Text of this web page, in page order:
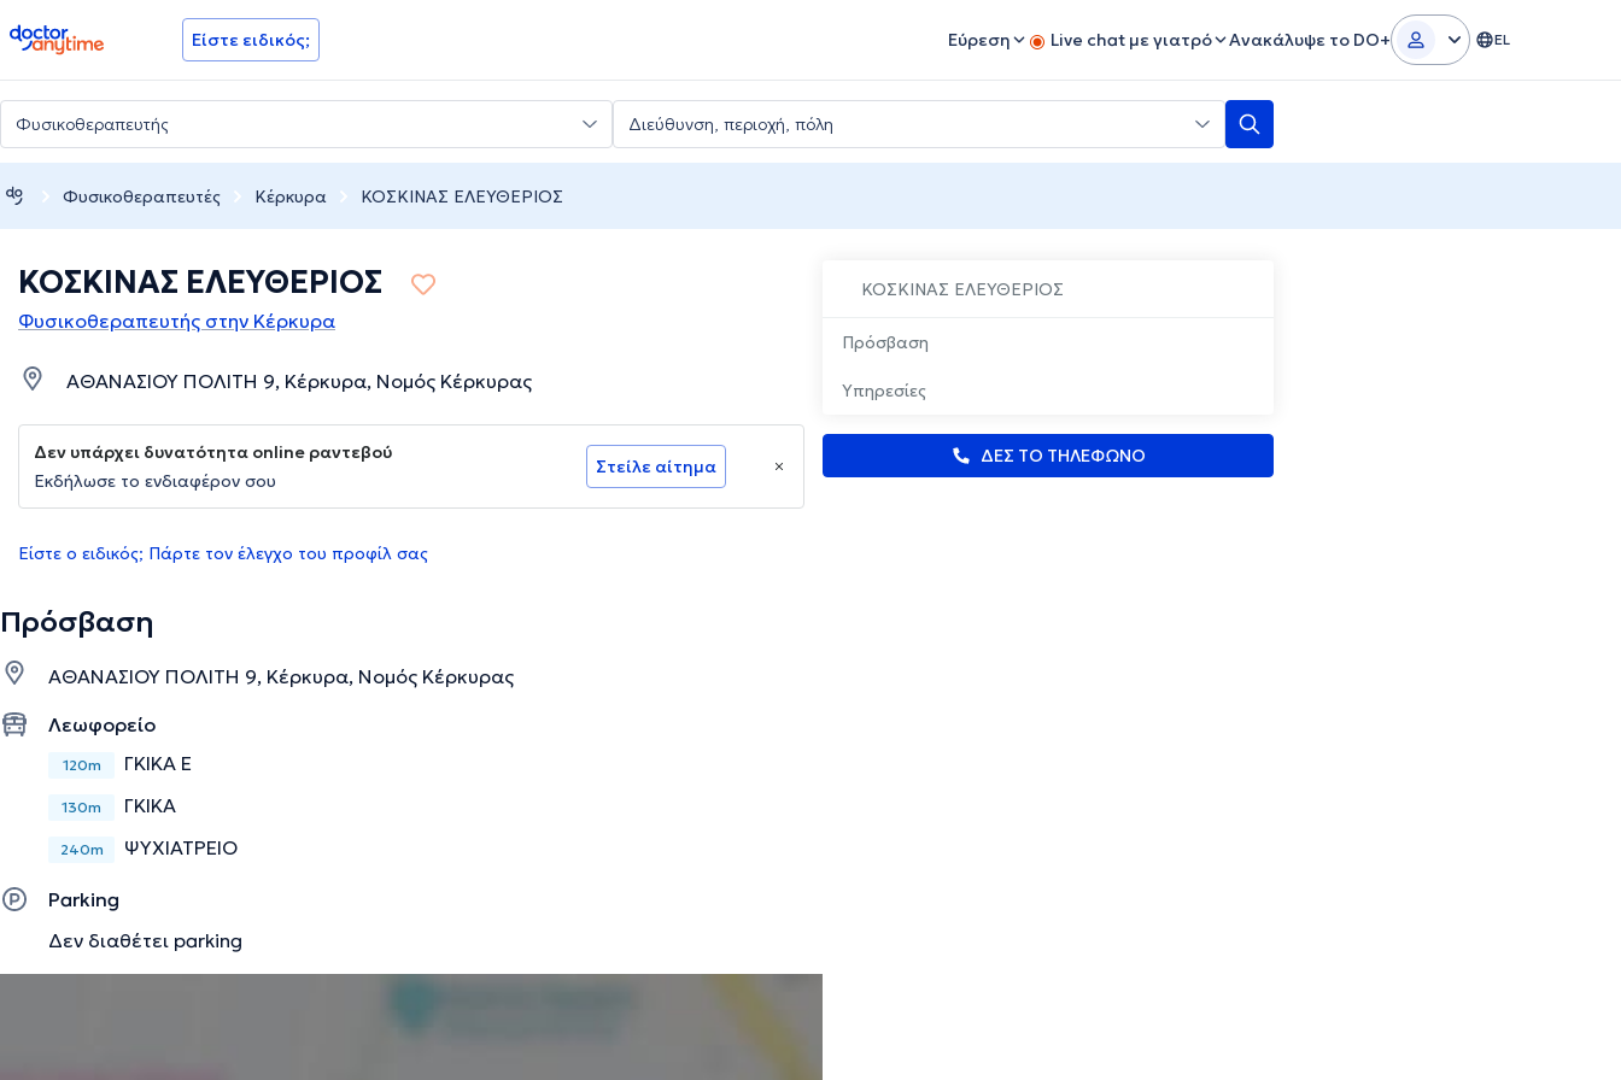
doctoranytime Είστε ειδικός; Εύρεση Live chat με γιατρό Ανακάλυψε το DO+ EL
Φυσικοθεραπευτές Κέρκυρα ΚΟΣΚΙΝΑΣ ΕΛΕΥΘΕΡΙΟΣ
ΚΟΣΚΙΝΑΣ ΕΛΕΥΘΕΡΙΟΣ
Πρόσβαση
Υπηρεσίες
ΔΕΣ ΤΟ ΤΗΛΕΦΩΝΟ
ΚΟΣΚΙΝΑΣ ΕΛΕΥΘΕΡΙΟΣ
Φυσικοθεραπευτής στην Κέρκυρα
ΑΘΑΝΑΣΙΟΥ ΠΟΛΙΤΗ 9, Κέρκυρα, Νομός Κέρκυρας
Δεν υπάρχει δυνατότητα online ραντεβού
Εκδήλωσε το ενδιαφέρον σου
Στείλε αίτημα
Είστε ο ειδικός; Πάρτε τον έλεγχο του προφίλ σας
Πρόσβαση
ΑΘΑΝΑΣΙΟΥ ΠΟΛΙΤΗ 9, Κέρκυρα, Νομός Κέρκυρας
Λεωφορείο
120m ΓΚΙΚΑ Ε
130m ΓΚΙΚΑ
240m ΨΥΧΙΑΤΡΕΙΟ
Parking
Δεν διαθέτει parking